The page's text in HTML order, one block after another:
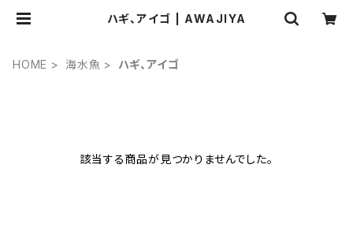
ハギ、アイゴ | AWAJIYA
HOME 海水魚 ハギ、アイゴ
該当する商品が見つかりませんでした。